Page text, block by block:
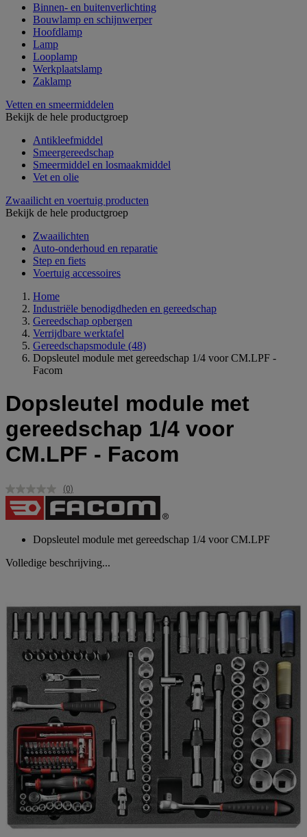
Binnen- en buitenverlichting
Bouwlamp en schijnwerper
Hoofdlamp
Lamp
Looplamp
Werkplaatslamp
Zaklamp
Vetten en smeermiddelen
Bekijk de hele productgroep
Antikleefmiddel
Smeergereedschap
Smeermiddel en losmaakmiddel
Vet en olie
Zwaailicht en voertuig producten
Bekijk de hele productgroep
Zwaailichten
Auto-onderhoud en reparatie
Step en fiets
Voertuig accessoires
Home
Industriële benodigdheden en gereedschap
Gereedschap opbergen
Verrijdbare werktafel
Gereedschapsmodule (48)
Dopsleutel module met gereedschap 1/4 voor CM.LPF -
Facom
Dopsleutel module met
gereedschap 1/4 voor
CM.LPF - Facom
Geen
scorewaarde.
Dezelfde
(0)
Dopsleutel module met gereedschap 1/4 voor CM.LPF
Volledige beschrijving...